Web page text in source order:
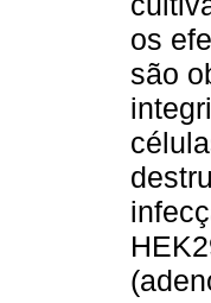
os
são